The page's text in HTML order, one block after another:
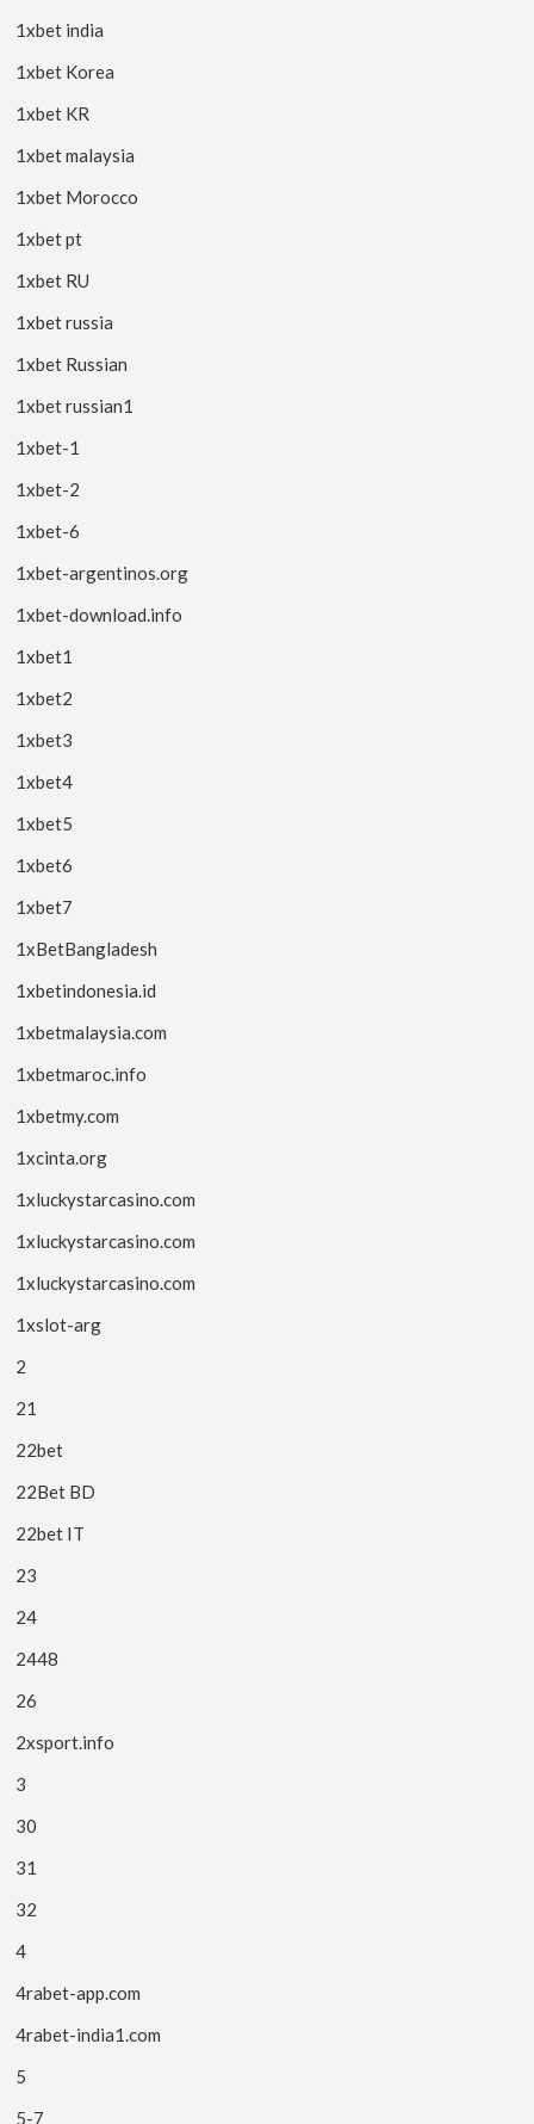
1xbet india
1xbet Korea
1xbet KR
1xbet malaysia
1xbet Morocco
1xbet pt
1xbet RU
1xbet russia
1xbet Russian
1xbet russian1
1xbet-1
1xbet-2
1xbet-6
1xbet-argentinos.org
1xbet-download.info
1xbet1
1xbet2
1xbet3
1xbet4
1xbet5
1xbet6
1xbet7
1xBetBangladesh
1xbetindonesia.id
1xbetmalaysia.com
1xbetmaroc.info
1xbetmy.com
1xcinta.org
1xluckystarcasino.com
1xluckystarcasino.com
1xluckystarcasino.com
1xslot-arg
2
21
22bet
22Bet BD
22bet IT
23
24
2448
26
2xsport.info
3
30
31
32
4
4rabet-app.com
4rabet-india1.com
5
5-7